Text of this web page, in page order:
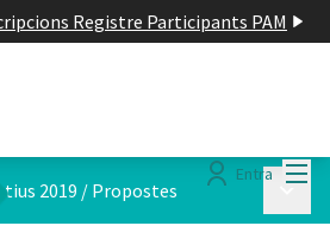
Registre Participants PAM
Entra
2019 / Propostes